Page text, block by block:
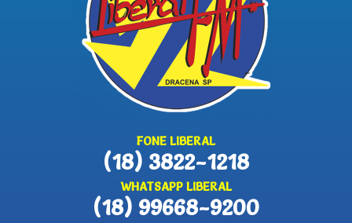
FONE LIBERAL
(18) 3822-1218
WHATSAPP LIBERAL
(18) 99668-9200